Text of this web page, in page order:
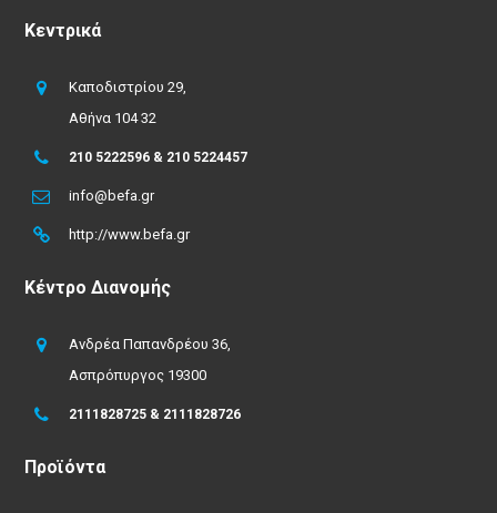
Κεντρικά
Καποδιστρίου 29,
Αθήνα 104 32
210 5222596 & 210 5224457
info@befa.gr
http://www.befa.gr
Κέντρο Διανομής
Ανδρέα Παπανδρέου 36,
Ασπρόπυργος 19300
2111828725 & 2111828726
Προϊόντα